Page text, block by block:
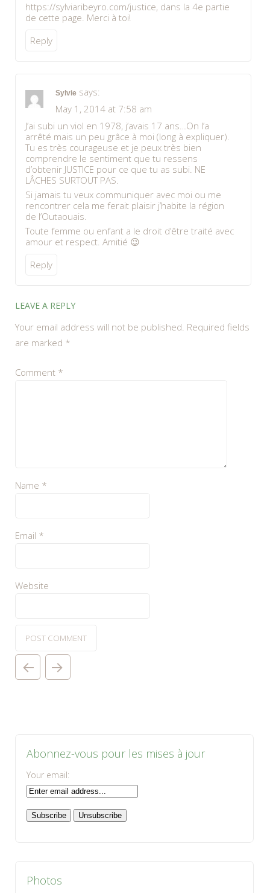
https://sylviaribeyro.com/justice, dans la 4e partie
de cette page. Merci à toi!
Reply
Sylvie says:
May 1, 2014 at 7:58 am
J’ai subi un viol en 1978, j’avais 17 ans…On l’a
arrêté mais un peu grâce à moi (long à expliquer).
Tu es très courageuse et je peux très bien
comprendre le sentiment que tu ressens
d’obtenir JUSTICE pour ce que tu as subi. NE
LÂCHES SURTOUT PAS.
Si jamais tu veux communiquer avec moi ou me
rencontrer cela me ferait plaisir j’habite la région
de l’Outaouais.
Toute femme ou enfant a le droit d’être traité avec
amour et respect. Amitié 😉
Reply
LEAVE A REPLY
Your email address will not be published. Required fields
are marked *
Comment *
Name *
Email *
Website
Abonnez-vous pour les mises à jour
Your email:
Photos